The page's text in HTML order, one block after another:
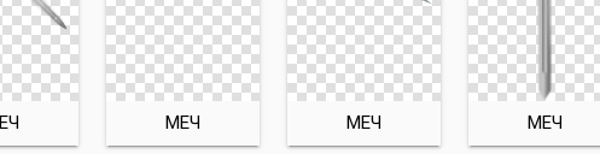
МЕЧ МЕЧ МЕЧ